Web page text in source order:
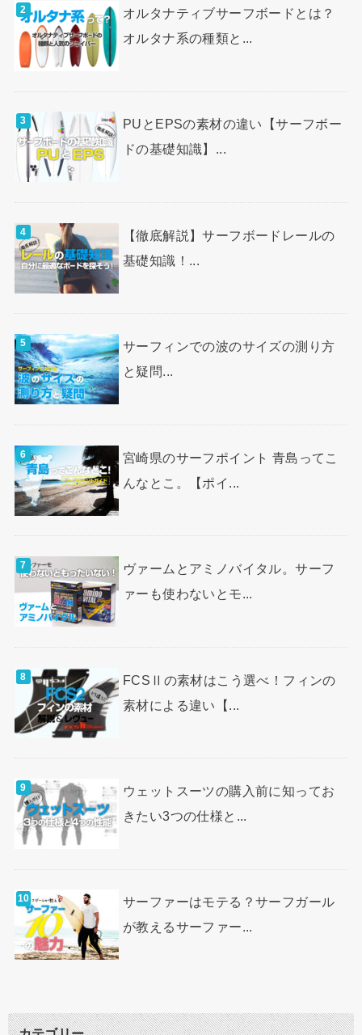
オルタナティブサーフボードとは？
オルタナ系の種類と...
PUとEPSの素材の違い【サーフボー
ドの基礎知識】...
【徹底解説】サーフボードレールの
基礎知識！...
サーフィンでの波のサイズの測り方
と疑問...
宮崎県のサーフポイント 青島ってこ
んなとこ。【ポイ...
ヴァームとアミノバイタル。サーフ
ァーも使わないとモ...
FCSⅡの素材はこう選べ！フィンの
素材による違い【...
ウェットスーツの購入前に知ってお
きたい3つの仕様と...
サーファーはモテる？サーフガール
が教えるサーファー...